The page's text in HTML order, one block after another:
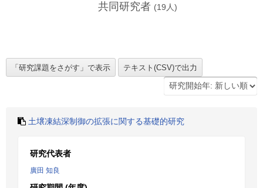
共同研究者 (19 人)
土壌凍結深制御の拡張に関する基礎的研究
研究代表者
廣田 知良